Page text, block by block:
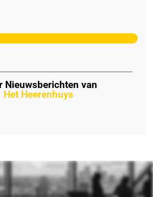
Nieuwsberichten van
Het Heerenhuys